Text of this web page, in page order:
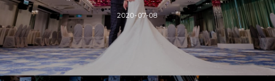
2020-07-08